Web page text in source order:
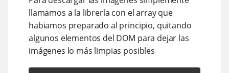
llamamos a la librería con el array que
habiamos preparado al principio, quitando
algunos elementos del DOM para dejar las
imágenes lo más limpias posibles